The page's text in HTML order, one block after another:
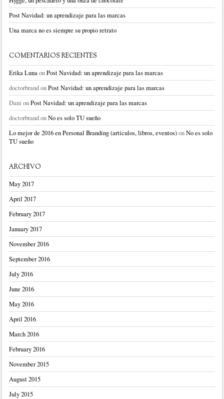
Post Navidad: un aprendizaje para las marcas
Una marca no es siempre su propio retrato
COMENTARIOS RECIENTES
Erika LunaonPost Navidad: un aprendizaje para las marcas
doctorbrandonPost Navidad: un aprendizaje para las marcas
Dani onPost Navidad: un aprendizaje para las marcas
doctorbrandonNo es solo TU sueño
Lo mejor de 2016 en Personal Branding (artículos, libros, eventos)onNo es solo
TU sueño
ARCHIVO
May 2017
April 2017
February 2017
January 2017
November 2016
September 2016
July 2016
June 2016
May 2016
April 2016
March 2016
February 2016
November 2015
August 2015
July 2015